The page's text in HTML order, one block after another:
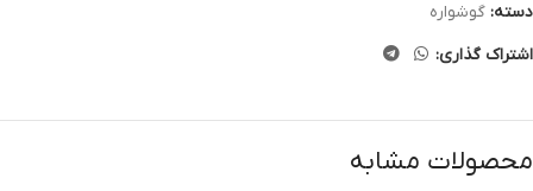
دسته: گوشواره
اشتراک گذاری:
محصولات مشابه